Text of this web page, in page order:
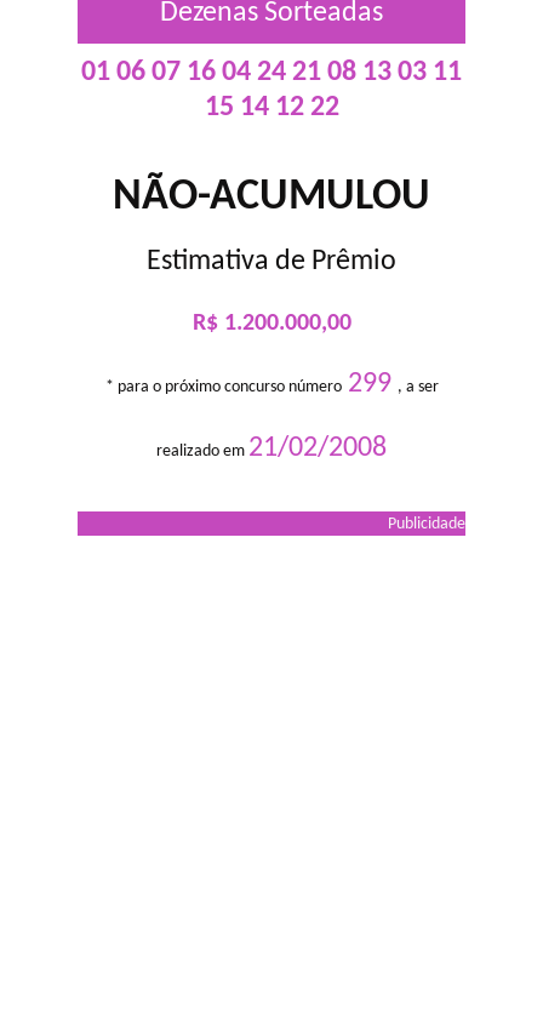
Dezenas Sorteadas
01 06 07 16 04 24 21 08 13 03 11
15 14 12 22
NÃO-ACUMULOU
Estimativa de Prêmio
R$ 1.200.000,00
* para o próximo concurso número299 , a ser
realizado em 21/02/2008
Publicidade